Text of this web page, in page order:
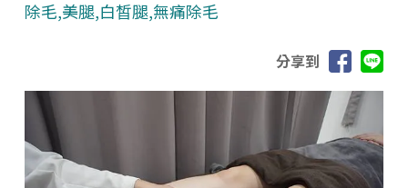
除毛,美腿,白皙腿,無痛除毛
分享到